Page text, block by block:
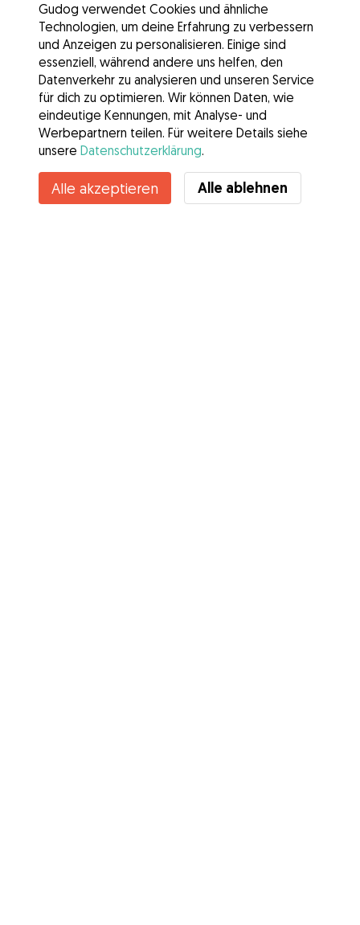
Kontakt
Kennst du die Vorteile von Gudog? Mehr sehen
Gudog verwendet Cookies und ähnliche
Technologien, um deine Erfahrung zu verbessern
und Anzeigen zu personalisieren. Einige sind
essenziell, während andere uns helfen, den
Datenverkehr zu analysieren und unseren Service
für dich zu optimieren. Wir können Daten, wie
eindeutige Kennungen, mit Analyse- und
Werbepartnern teilen. Für weitere Details siehe
unsere Datenschutzerklärung.
Alle akzeptieren Alle ablehnen